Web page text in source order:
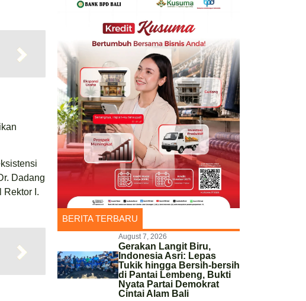
Dadang
Rektor I.
BERITA TERBARU
August 7, 2026
Gerakan Langit Biru,
Indonesia Asri: Lepas
Tukik hingga Bersih-bersih
di Pantai Lembeng, Bukti
Nyata Partai Demokrat
Cintai Alam Bali